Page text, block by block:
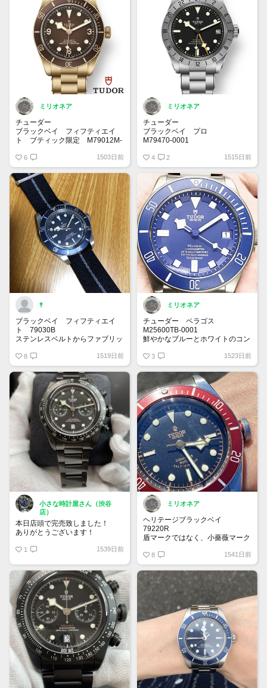
良いですねぇ
ミリオネア
チューダー
ブラックベイ フィフティエイ
ト ブティック限定 M79012M-
ブロンズ製のブレスに注目です！
写真では赤みが強い印象ですが、
実際に見てみるとどうなのでしょ
う。個人的に茶色や赤ベゼルが好
みなのでブロンズとの相性が最高
✨
6 1503日前
ミリオネア
チューダー
ブラックベイ プロ
M79470-0001
ューダー。ロレックス のエクス
プローラーⅡ Ref.1655を思い浮
かべた方は多いのではないでしょ
うか。
近年は各ブランドでリバイバル、
復刻がポイントとなってますね✨
4 2 1515日前
ｻ
ブラックベイ フィフティエイ
ト 79030B
ステンレスベルトからファブリッ
夏には最適。
8 1519日前
ミリオネア
チューダー ペラゴス
M25600TB-0001
鮮やかなブルーとホワイトのコン
気が好きです。
3 1523日前
小さな時計屋さん（渋谷
店）
本日店頭で完売致しました！
ありがとうございます！
1 1539日前
ミリオネア
ヘリテージブラックベイ
79220R
盾マークではなく、小薔薇マーク
個人的には赤ベゼルに、薔薇チュ
ードル好きです！
8 1541日前